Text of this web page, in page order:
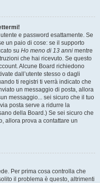
e password esattamente. Se
un paio di cose: se il supporto
su Ho meno di 13 anni mentre
che hai ricevuto. Se questo
Alcune Board richiedono
dall’utente stesso o dagli
ti registri ti verrà indicato che
un messaggio di posta, allora
messaggio... sei sicuro che il tuo
posta serve a ridurre la
della Board.) Se sei sicuro che
allora prova a contattare un
Per prima cosa controlla che
il problema è questo, altrimenti